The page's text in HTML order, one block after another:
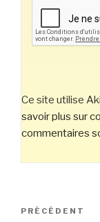
Ce site utilise
savoir plus sur
commentaires
Navigation
Article
PRÉCÉDENT